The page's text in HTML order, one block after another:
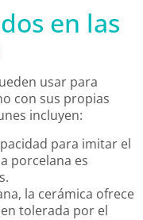
en las
usar para
con sus propias
incluyen:
para imitar el
porcelana es
la cerámica ofrece
tolerada por el